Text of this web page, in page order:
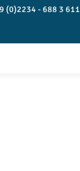
(0)2234 - 688 3 611